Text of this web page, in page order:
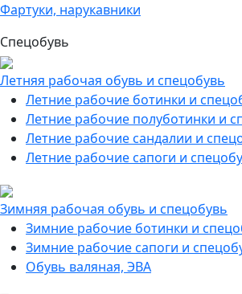
Фартуки, нарукавники
Спецобувь
Летняя рабочая обувь и спецобувь
Летние рабочие ботинки и
Летние рабочие полуботинки и
Летние рабочие сандалии и
Летние рабочие сапоги и
Зимняя рабочая обувь и спецобувь
Зимние рабочие ботинки и
Зимние рабочие сапоги и
Обувь валяная, ЭВА